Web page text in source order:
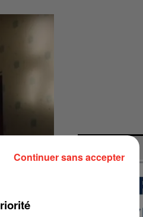
Continuer sans accepter